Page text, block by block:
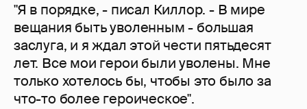
"Я в порядке, - писал Киллор. - В мире
вещания быть уволенным - большая
заслуга, и я ждал этой чести пятьдесят
лет. Все мои герои были уволены. Мне
только хотелось бы, чтобы это было за
что-то более героическое".